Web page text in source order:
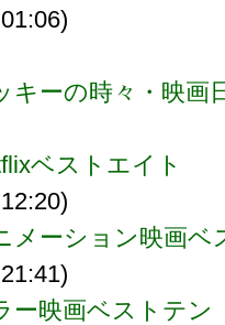
キーの時々・映画
ベストエイト
メーション映画ベ
ー映画ベストテン